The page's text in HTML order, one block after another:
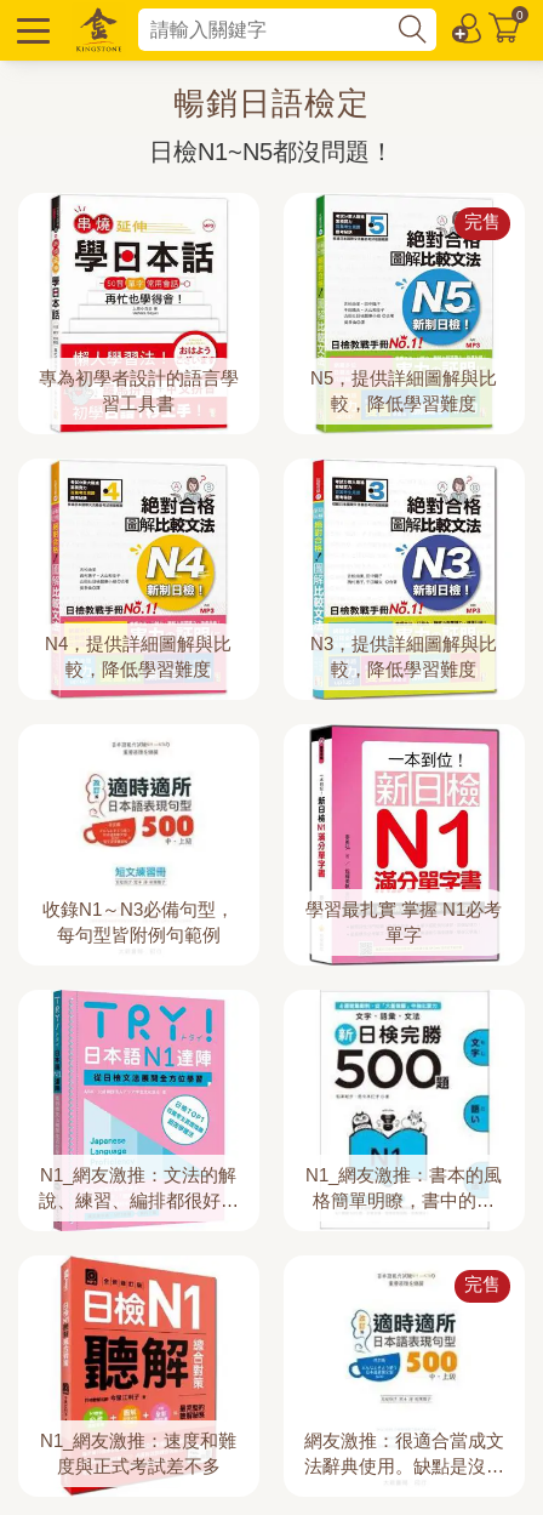
0
暢銷日語檢定
日檢N1~N5都沒問題！
專為初學者設計的語言學
習工具書
完售
N5，提供詳細圖解與比
較，降低學習難度
N4，提供詳細圖解與比
較，降低學習難度
N3，提供詳細圖解與比
較，降低學習難度
收錄N1～N3必備句型，
每句型皆附例句範例
學習最扎實 掌握 N1必考
單字
N1_網友激推：文法的解
說、練習、編排都很好，
文章很有趣
N1_網友激推：書本的風
格簡單明瞭，書中的單
字、文法經常命中考題
N1_網友激推：速度和難
度與正式考試差不多
完售
網友激推：很適合當成文
法辭典使用。缺點是沒有